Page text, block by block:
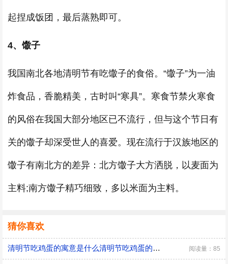
起捏成饭团，最后蒸熟即可。
4、馓子
我国南北各地清明节有吃馓子的食俗。“馓子”为一油
炸食品，香脆精美，古时叫“寒具”。寒食节禁火寒食
的风俗在我国大部分地区已不流行，但与这个节日有
关的馓子却深受世人的喜爱。现在流行于汉族地区的
馓子有南北方的差异：北方馓子大方洒脱，以麦面为
主料;南方馓子精巧细致，多以米面为主料。
猜你喜欢
清明节吃鸡蛋的寓意是什么清明节吃鸡蛋的寓意 阅读量：85